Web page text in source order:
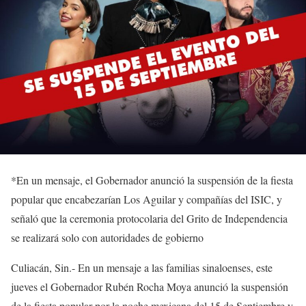
*En un mensaje, el Gobernador anunció la suspensión de la fiesta
popular que encabezarían Los Aguilar y compañías del ISIC, y
señaló que la ceremonia protocolaria del Grito de Independencia
serealizará solo con autoridades de gobierno
Culiacán, Sin.- En un mensaje a las familias sinaloenses, este
jueves el Gobernador Rubén Rocha Moya anunció la suspensión